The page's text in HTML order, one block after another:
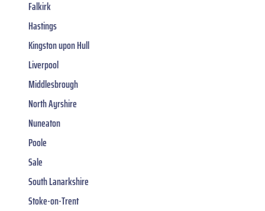
Falkirk
Hastings
Kingston upon Hull
Liverpool
Middlesbrough
North Ayrshire
Nuneaton
Poole
Sale
South Lanarkshire
Stoke-on-Trent